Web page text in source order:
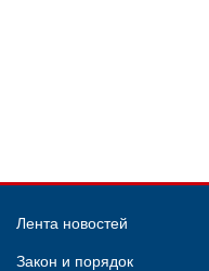
Лента новостей
Закон и порядок